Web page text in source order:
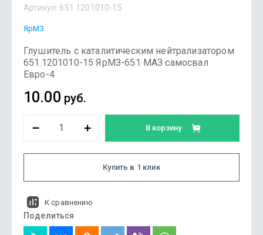
Артикул: 651.1201010-15
ЯрМЗ
Глушитель с каталитическим нейтрализатором
651.1201010-15 ЯрМЗ-651 МАЗ самосвал
Евро-4
10.00 руб.
В корзину
Купить в 1 клик
К сравнению
Поделиться